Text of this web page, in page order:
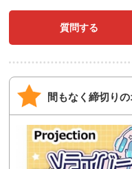
質問する
間もなく締切り